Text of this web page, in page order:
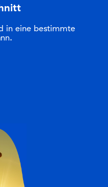
in eine bestimmte